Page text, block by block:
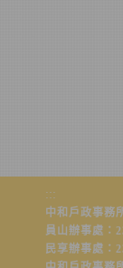
:::
中和戶政事務
員山辦事處：
民享辦事處：